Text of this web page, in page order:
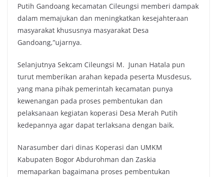
Putih Gandoang kecamatan Cileungsi memberi dampak
dalam memajukan dan meningkatkan kesejahteraan
masyarakat khususnya masyarakat Desa
Gandoang,”ujarnya.
Selanjutnya Sekcam Cileungsi M. Junan Hatala pun
turut memberikan arahan kepada peserta Musdesus,
yang mana pihak pemerintah kecamatan punya
kewenangan pada proses pembentukan dan
pelaksanaan kegiatan koperasi Desa Merah Putih
kedepannya agar dapat terlaksana dengan baik.
Narasumber dari dinas Koperasi dan UMKM
Kabupaten Bogor Abdurohman dan Zaskia
memaparkan bagaimana proses pembentukan